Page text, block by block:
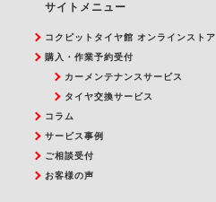
サイトメニュー
コクピットタイヤ館 オンラインストア
購入・作業予約受付
カーメンテナンスサービス
タイヤ交換サービス
コラム
サービス事例
ご相談受付
お客様の声